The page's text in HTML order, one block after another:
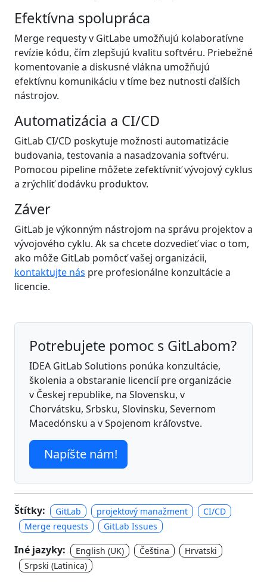
Efektívna spolupráca
Merge requesty v GitLabe umožňujú kolaboratívne
revízie kódu, čím zlepšujú kvalitu softvéru. Priebežné
komentovanie a diskusné vlákna umožňujú
efektívnu komunikáciu v tíme bez nutnosti ďalších
nástrojov.
Automatizácia a CI/CD
GitLab CI/CD poskytuje možnosti automatizácie
budovania, testovania a nasadzovania softvéru.
Pomocou pipeline môžete zefektívniť vývojový cyklus
a zrýchliť dodávku produktov.
Záver
GitLab je výkonným nástrojom na správu projektov a
vývojového cyklu. Ak sa chcete dozvedieť viac o tom,
ako môže GitLab pomôcť vašej organizácii,
kontaktujte nás pre profesionálne konzultácie a
licencie.
Potrebujete pomoc s GitLabom?
IDEA GitLab Solutions ponúka konzultácie,
školenia a obstaranie licencií pre organizácie
v Českej republike, na Slovensku, v
Chorvátsku, Srbsku, Slovinsku, Severnom
Macedónsku a v Spojenom kráľovstve.
Napíšte nám!
Štítky: GitLab projektový manažment
CI/CD
Merge requests
GitLab Issues
Iné jazyky: English (UK) Čeština
Hrvatski
Srpski (Latinica)